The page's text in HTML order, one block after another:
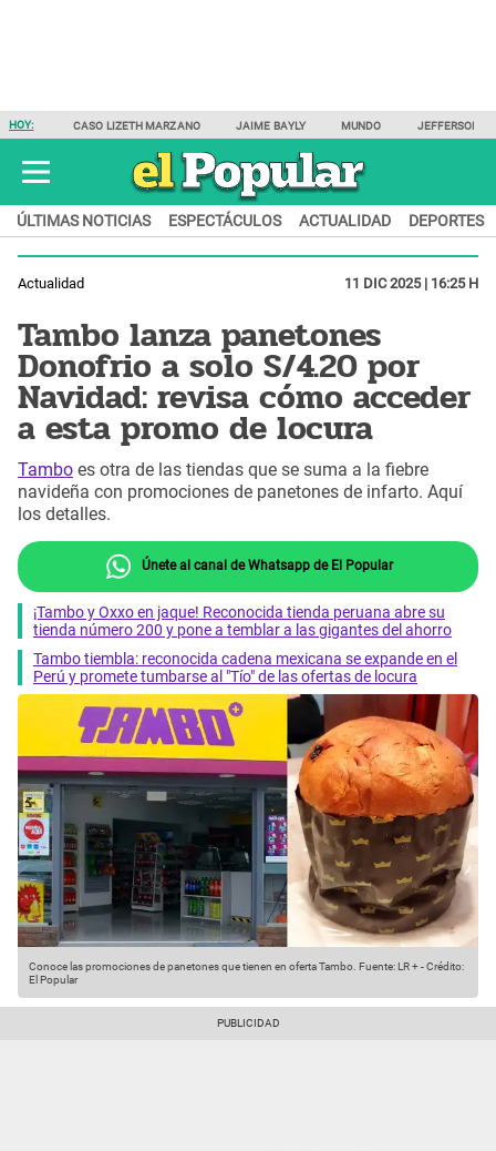
HOY: CASO LIZETH MARZANO JAIME BAYLY MUNDO JEFFERSON
ÚLTIMAS NOTICIAS ESPECTÁCULOS ACTUALIDAD DEPORTES
Actualidad 11 DIC 2025 | 16:25 H
Tambo lanza panetones
Donofrio a solo S/4.20 por
Navidad: revisa cómo acceder
a esta promo de locura
Tambo es otra de las tiendas que se suma a la fiebre
navideña con promociones de panetones de infarto. Aquí
los detalles.
Únete al canal de Whatsapp de El Popular
¡Tambo y Oxxo en jaque! Reconocida tienda peruana abre su
tienda número 200 y pone a temblar a las gigantes del ahorro
Tambo tiembla: reconocida cadena mexicana se expande en el
Perú y promete tumbarse al "Tío" de las ofertas de locura
Conoce las promociones de panetones que tienen en oferta Tambo. Fuente: LR +-Crédito:
El Popular